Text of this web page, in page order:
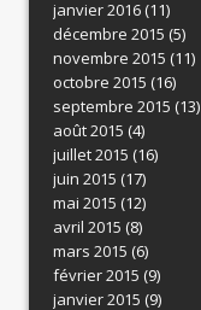
janvier 2016(11)
décembre 2015 (5)
novembre 2015 (11)
octobre 2015 (16)
septembre 2015 (13)
août 2015 (4)
juillet 2015 (16)
juin 2015 (17)
mai 2015 (12)
avril 2015 (8)
mars 2015 (6)
février 2015 (9)
janvier 2015 (9)